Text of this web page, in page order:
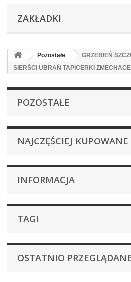
ZAKŁADKI
Pozostałe
GRZEBIEŃ
SIERŚCI UBRAŃ TAPICERKI
POZOSTAŁE
NAJCZĘŚCIEJ KUPOWANE
INFORMACJA
TAGI
OSTATNIO PRZEGLĄDANE